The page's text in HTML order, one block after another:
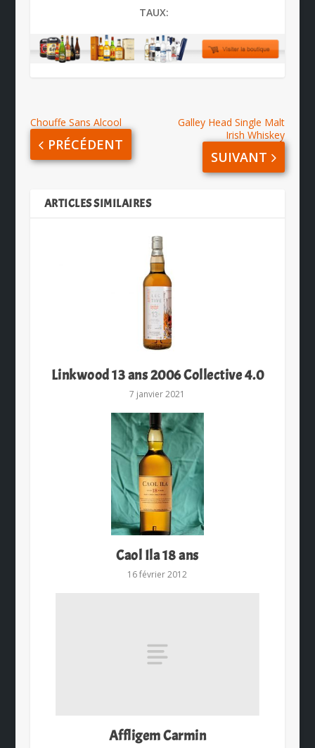
TAUX:
Chouffe Sans Alcool
PRÉCÉDENT
Galley Head Single Malt
Irish Whiskey
SUIVANT
ARTICLES SIMILAIRES
Linkwood 13 ans 2006 Collective 4.0
7 janvier 2021
Caol Ila 18 ans
16 février 2012
Affligem Carmin